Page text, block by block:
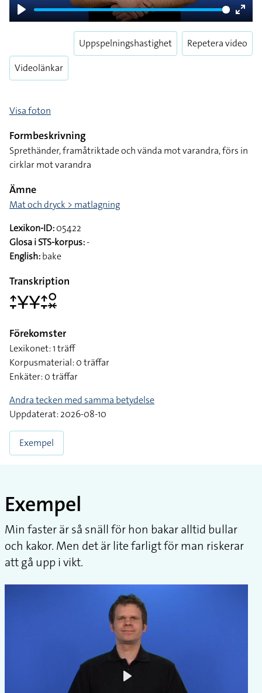
Play
Enter
Videolänkar
Uppspelningshastighet Repetera video
Visa foton
Formbeskrivning
Sprethänder, framåtriktade och vända mot varandra, förs in
cirklar mot varandra
Ämne
Mat och dryck > matlagning
Lexikon-ID:05422
Glosa i STS-korpus:-
English:bake
Transkription
􌤴􌥙􌥃􌥃􌤴􌥙􌥰􌦂
Förekomster
Lexikonet: 1 träff
Korpusmaterial: 0 träffar
Enkäter: 0 träffar
Andra tecken med samma betydelse
Uppdaterat: 2026-08-10
Exempel
Exempel
Min faster är så snäll för hon bakar alltid bullar
och kakor. Men det är lite farligt för man riskerar
att gå upp i vikt.